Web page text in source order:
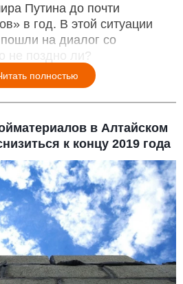
Путина до почти
в год. В этой ситуации
на диалог со
не поздно ли?
полностью
в Алтайском
к концу 2019 года